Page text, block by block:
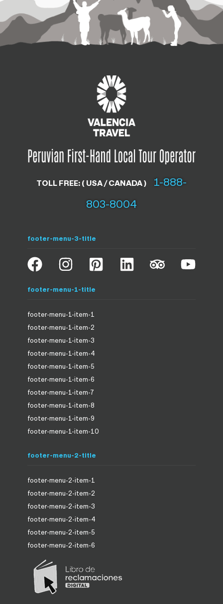
footer-menu-1-title
footer-menu-1-item-1
footer-menu-1-item-2
footer-menu-1-item-3
footer-menu-1-item-4
footer-menu-1-item-5
footer-menu-1-item-6
footer-menu-1-item-7
footer-menu-1-item-8
footer-menu-1-item-9
footer-menu-1-item-10
footer-menu-2-title
footer-menu-2-item-1
footer-menu-2-item-2
footer-menu-2-item-3
footer-menu-2-item-4
footer-menu-2-item-5
footer-menu-2-item-6
TOLL FREE: ( USA / CANADA )
1-888-
803-8004
footer-menu-3-title